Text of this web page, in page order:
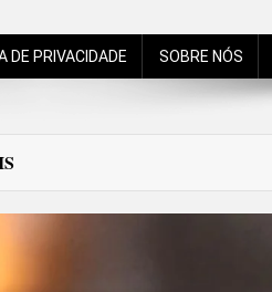
DE PRIVACIDADE SOBRE NÓS